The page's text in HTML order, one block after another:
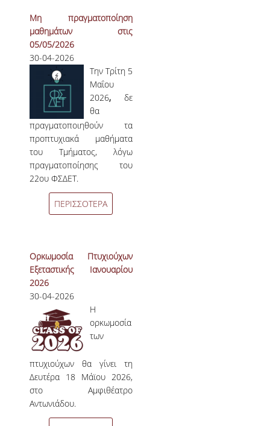
Μη πραγματοποίηση
μαθημάτων στις
05/05/2026
30-04-2026
Την Τρίτη 5
Μαΐου
2026,δε
θα
πραγματοποιηθούν τα
προπτυχιακά μαθήματα
του Τμήματος, λόγω
πραγματοποίησης του
22ου ΦΣΔΕΤ.
ΠΕΡΙΣΣΟΤΕΡΑ
Ορκωμοσία Πτυχιούχων
Εξεταστικής Ιανουαρίου
2026
30-04-2026
Η
ορκωμοσία
των
πτυχιούχων θα γίνει τη
Δευτέρα 18 Μάϊου 2026,
στο Αμφιθέατρο
Αντωνιάδου.